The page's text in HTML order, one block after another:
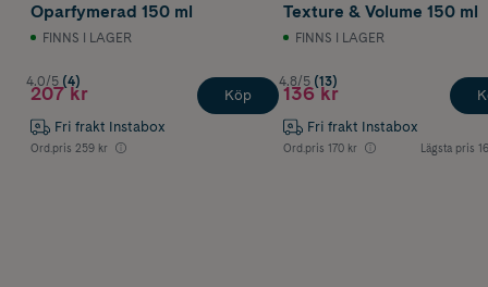
Oparfymerad 150 ml
FINNS I LAGER
4.0/5 (4)
207 kr
Fri frakt Instabox
Ord.pris 259 kr
Köp
Texture & Volume 150 ml
FINNS I LAGER
4.8/5 (13)
136 kr
Fri frakt Instabox
Ord.pris 170 kr Lägsta pris